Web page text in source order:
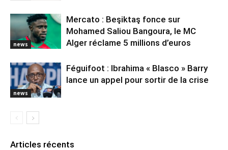
news
Mercato : Beşiktaş fonce sur
Mohamed Saliou Bangoura, le MC
Alger réclame 5 millions d’euros
news
Féguifoot : Ibrahima « Blasco » Barry
lance un appel pour sortir de la crise
Articles récents